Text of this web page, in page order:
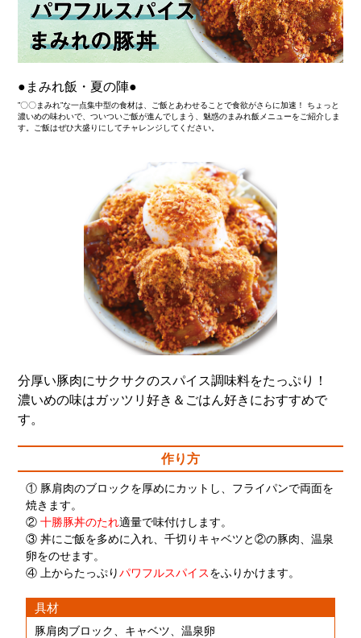
●まみれ飯・夏の陣●
”〇〇まみれ”な一点集中型の食材は、ご飯とあわせることで食欲がさらに加速！ ちょっと
濃いめの味わいで、ついついご飯が進んでしまう、魅惑のまみれ飯メニューをご紹介しま
す。ご飯はぜひ大盛りにしてチャレンジしてください。
分厚い豚肉にサクサクのスパイス調味料をたっぷり！
濃いめの味はガッツリ好き＆ごはん好きにおすすめで
す。
作り方
① 豚肩肉のブロックを厚めにカットし、フライパンで両面を
焼きます。
②十勝豚丼のたれ適量で味付けします。
③ 丼にご飯を多めに入れ、千切りキャベツと②の豚肉、温泉
卵をのせます。
④ 上からたっぷりパワフルスパイスをふりかけます。
具材
豚肩肉ブロック、キャベツ、温泉卵